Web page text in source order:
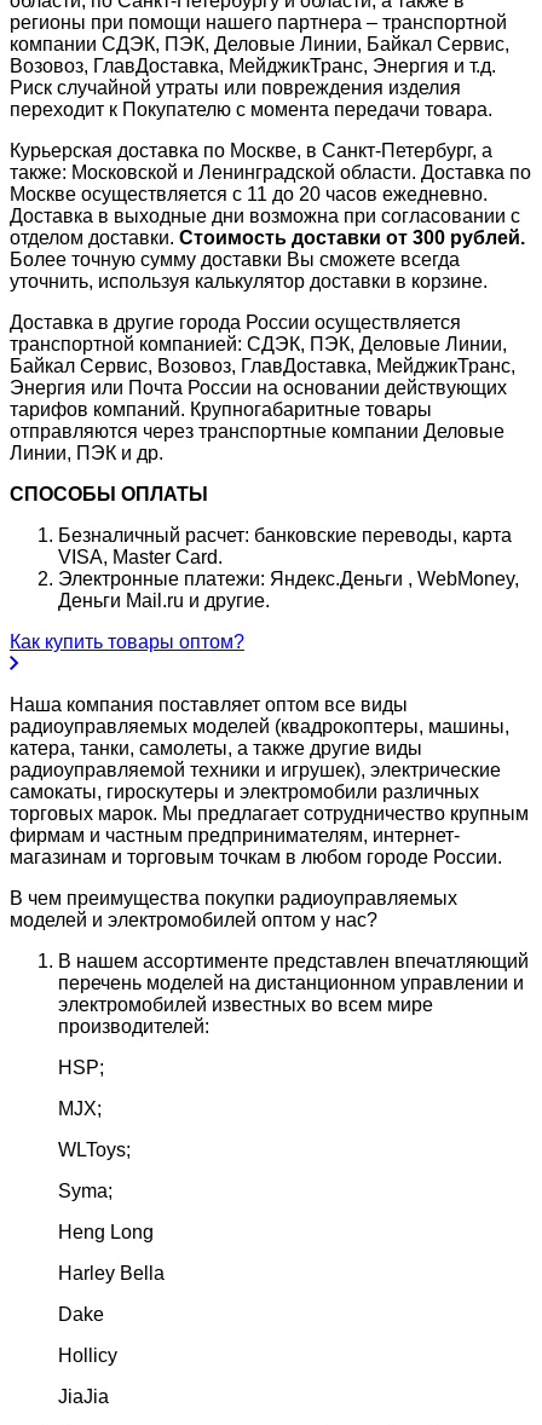
регионы при помощи нашего партнера – транспортной
компании СДЭК, ПЭК, Деловые Линии, Байкал Сервис,
Возовоз, ГлавДоставка, МейджикТранс, Энергия и т.д.
Риск случайной утраты или повреждения изделия
переходит к Покупателю с момента передачи товара.
Курьерская доставка по Москве, в Санкт-Петербург, а
также: Московской и Ленинградской области. Доставка по
Москве осуществляется с 11 до 20 часов ежедневно.
Доставка в выходные дни возможна при согласовании с
отделом доставки. Стоимость доставки от 300 рублей.
Более точную сумму доставки Вы сможете всегда
уточнить, используя калькулятор доставки в корзине.
Доставка в другие города России осуществляется
транспортной компанией: СДЭК, ПЭК, Деловые Линии,
Байкал Сервис, Возовоз, ГлавДоставка, МейджикТранс,
Энергия или Почта России на основании действующих
тарифов компаний. Крупногабаритные товары
отправляются через транспортные компании Деловые
Линии, ПЭК и др.
СПОСОБЫ ОПЛАТЫ
Безналичный расчет: банковские переводы, карта
VISA, Master Card.
Электронные платежи: Яндекс.Деньги , WebMoney,
Деньги Mail.ru и другие.
Как купить товары оптом?
Наша компания поставляет оптом все виды
радиоуправляемых моделей (квадрокоптеры, машины,
катера, танки, самолеты, а также другие виды
радиоуправляемой техники и игрушек), электрические
самокаты, гироскутеры и электромобили различных
торговых марок. Мы предлагает сотрудничество крупным
фирмам и частным предпринимателям, интернет-
магазинам и торговым точкам в любом городе России.
В чем преимущества покупки радиоуправляемых
моделей и электромобилей оптом у нас?
В нашем ассортименте представлен впечатляющий
перечень моделей на дистанционном управлении и
электромобилей известных во всем мире
производителей:
HSP;
MJX;
WLToys;
Syma;
Heng Long
Harley Bella
Dake
Hollicy
JiaJia